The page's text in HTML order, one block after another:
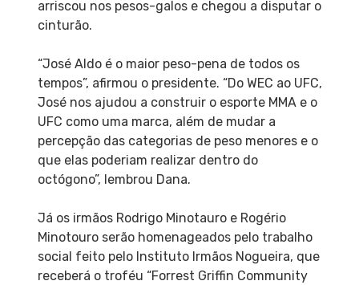
arriscou nos pesos-galos e chegou a disputar o
cinturão.
“José Aldo é o maior peso-pena de todos os
tempos”, afirmou o presidente. “Do WEC ao UFC,
José nos ajudou a construir o esporte MMA e o
UFC como uma marca, além de mudar a
percepção das categorias de peso menores e o
que elas poderiam realizar dentro do
octógono”, lembrou Dana.
Já os irmãos Rodrigo Minotauro e Rogério
Minotouro serão homenageados pelo trabalho
social feito pelo Instituto Irmãos Nogueira, que
receberá o troféu “Forrest Griffin Community